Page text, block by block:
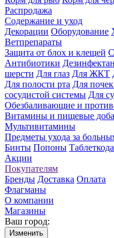
Распродажа
Содержание и уход
Декорации Оборудование
Ветпрепараты
Защита от блох и клещей
Антибиотики
шерсти Для глаз Для ЖКТ
Для полости рта Для
сосудистой системы Для
Обезбаливающие и
Витамины и пищевые
Мультивитамины
Предметы ухода за
Бинты Попоны
Акции
Покупателям
Бренды Доставка Оплата
Флагманы
О компании
Магазины
Ваш город:
Изменить